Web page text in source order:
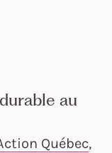
au
Québec,